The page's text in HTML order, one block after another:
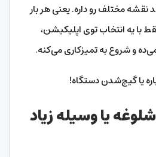
نقشه مختلف رو داره. یعنی هر بار
یه انتخاب توی اپلیکیشن،
و شروع به تمیزکاری می‌کنه.
یا گیج‌شدن دستگاه!
یا وسیله زیاد